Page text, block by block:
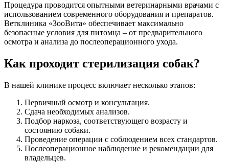
Процедура проводится опытными ветеринарными врачами с
использованием современного оборудования и препаратов.
Ветклиника «ЗооВита» обеспечивает максимально
безопасные условия для питомца – от предварительного
осмотра и анализа до послеоперационного ухода.
Как проходит стерилизация собак?
В нашей клинике процесс включает несколько этапов:
Первичный осмотр и консультация.
Сдача необходимых анализов.
Подбор наркоза, соответствующего возрасту и
состоянию собаки.
Проведение операции с соблюдением всех стандартов.
Послеоперационное наблюдение и рекомендации для
владельцев.